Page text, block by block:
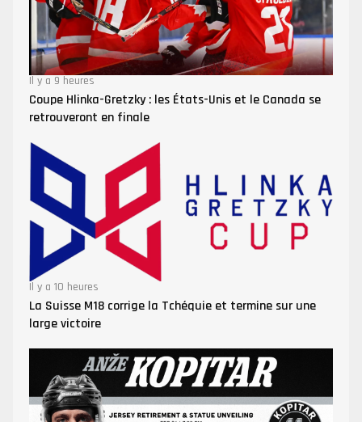
Il y a 9 heures
Coupe Hlinka-Gretzky : les États-Unis et le Canada se
retrouveront en finale
Il y a 10 heures
La Suisse M18 corrige la Tchéquie et termine sur une
large victoire